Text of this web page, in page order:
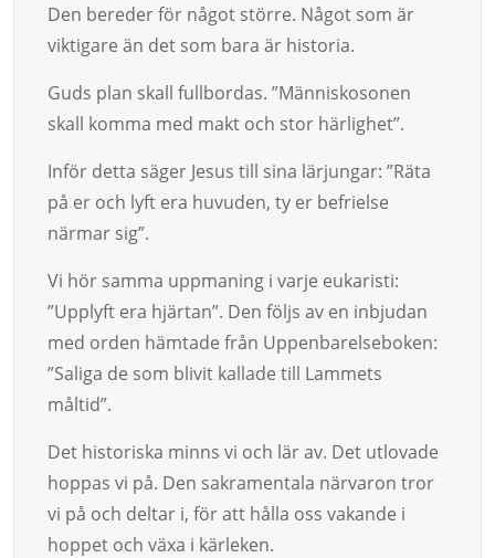
Den bereder för något stör­re. Nå­got som är
viktigare än det som bara är historia.
Guds plan skall fullbordas. ”Människosonen
skall komma med makt och stor härlighet”.
Inför detta säger Jesus till sina lärjungar: ”Räta
på er och lyft era hu­vuden, ty er befrielse
närmar sig”.
Vi hör samma uppmaning i varje eukaristi:
”Upplyft era hjärtan”. Den följs av en inbjudan
med orden hämtade från Uppenbarel­seboken:
”Saliga de som blivit kallade till Lammets
måltid”.
Det historiska minns vi och lär av. Det utlovade
hoppas vi på. Den sa­k­ramentala närvaron tror
vi på och deltar i, för att hålla oss vakande i
hop­­pet och växa i kärleken.